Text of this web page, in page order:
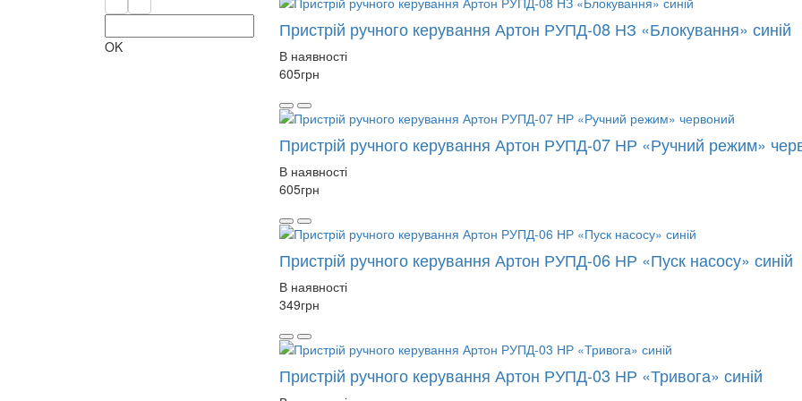
OK
Пристрій ручного керування Артон РУПД-08 НЗ «Блокування» синій
В наявності
605грн
Пристрій ручного керування Артон РУПД-07 НР «Ручний режим»
В наявності
605грн
Пристрій ручного керування Артон РУПД-06 НР «Пуск насосу» синій
В наявності
349грн
Пристрій ручного керування Артон РУПД-03 НР «Тривога» синій